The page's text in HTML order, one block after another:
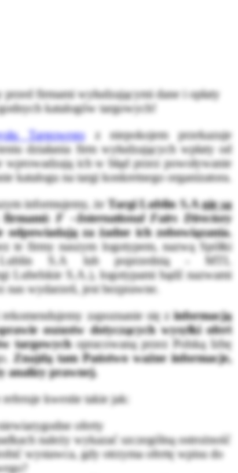
przed firmami wyłudzającymi dane i opłaty
katalogów targowych!
Targowegoz niepokojem przekazuje
działania firm wyłudzających wpłaty od
ich w błąd przez powoływanie
katalogu na targi konkretnego organizatora.
informujemy, że Targi Lublin S.Anie są
firmami:F –International Fairs Directory
odpowiadają za żadne ich zobowiązania.
te firmy naszym logotypem, nazwą Spółki
S.A lub poprzednią - MTL
Lubelskie S.A.), logotypami bądź nazwami
nas wydarzeń, jest bezprawne.
rekomendujemy zapoznanie się zinformacją
oszustw dotyczących wysyłki ofert
targowychopracowaną przez Polską Izbę
Znajdą tam Państwo ważne informacje,
analizy prawnej.
referuje kwestie takie jak:
oferty
należy wykazać szczególną ostrożność
wystawca, gdy otrzyma ofertę wpisu do